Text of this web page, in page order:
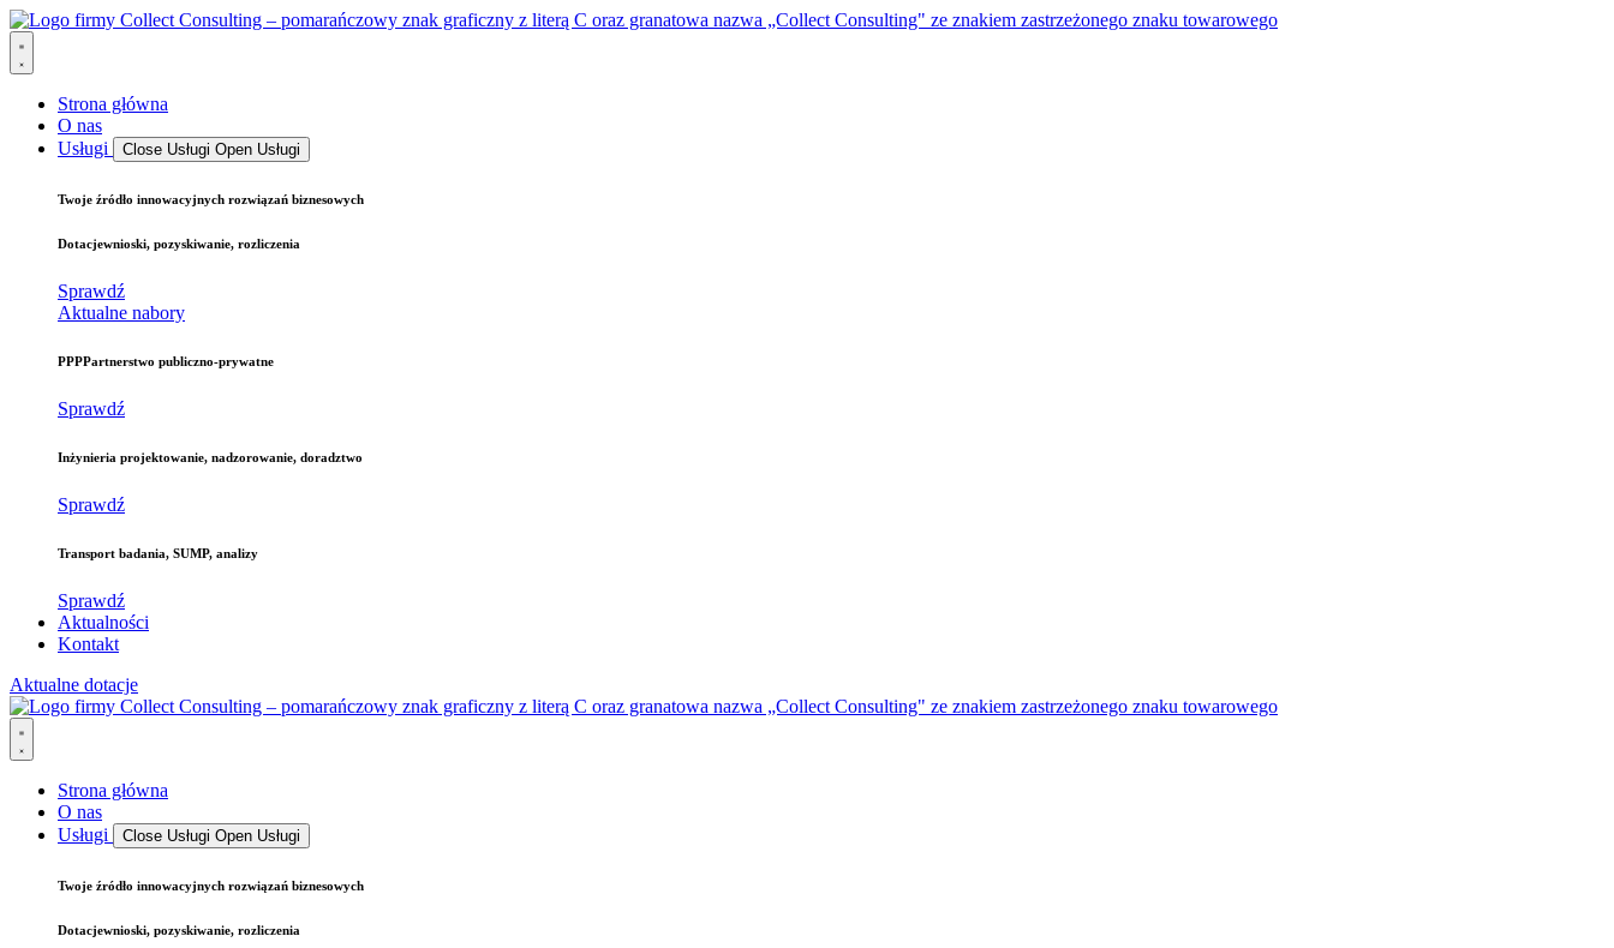
Strona główna
O nas
Usługi
Close Usługi Open Usługi
Twoje źródło innowacyjnych rozwiązań biznesowych
Dotacjewnioski, pozyskiwanie, rozliczenia
Sprawdź
Aktualne nabory
PPPPartnerstwo publiczno-prywatne
Sprawdź
Inżynieria projektowanie, nadzorowanie, doradztwo
Sprawdź
Transport badania, SUMP, analizy
Sprawdź
Aktualności
Kontakt
Aktualne dotacje
Strona główna
O nas
Usługi
Close Usługi Open Usługi
Twoje źródło innowacyjnych rozwiązań biznesowych
Dotacjewnioski, pozyskiwanie, rozliczenia